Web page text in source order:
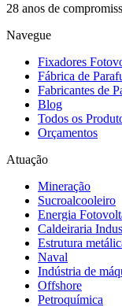
28 anos de
Navegue
Fixadores
Fábrica de
Fabricantes de
Blog
Todos os
Orçamentos
Atuação
Mineração
Sucroalcooleiro
Energia
Caldeiraria
Estrutura
Naval
Indústria de
Offshore
Petroquímica